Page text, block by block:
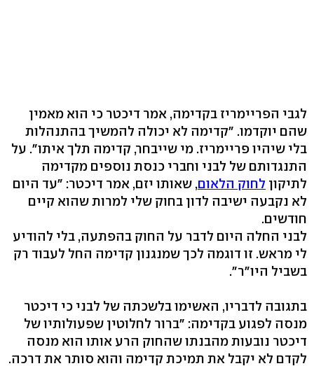
לגבי הפריימריז בקדימה, אמר דיכטר כי הוא מאמין
שהם יוקדמו. "קדימה לא יכולה להמשיך בהתנהלות
בלי שיהיו פריימריז. מי שייבחר, קדימה תלך איתו". על
התנגדותם של לבני וחברי כנסת נוספים מקדימה
לתיקון לחוק הלאום, שאותו יזם, אמר דיכטר: "עד היום
לא נקבעה ישיבה לדון בחוק שלי למרות שהוא קיים
חודשים.
לבני החלה היום לדבר על החוק בהפתעה, בלי להודיע
לי מראש. זו דוגמה לכך שמנגנון קדימה החל לעבוד רק
בשביל היו"ר".
בתגובה לדבריו, האשימו בלשכתה של לבני כי דיכטר
מנסה לפגוע בקדימה: "ברור לחלוטין שפעולותיו של
דיכטר נובעות מהבנתו שהחוק הרע אותו הוא מנסה
לקדם לא יקבל את תמיכת קדימה והוא סותר את דרכה.